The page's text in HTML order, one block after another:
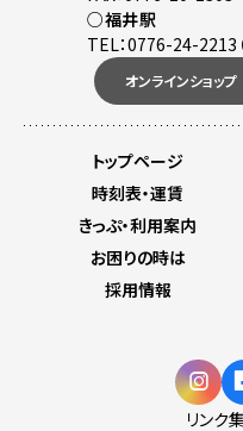
○福井駅
TEL：0776-24-2213
オンラインショップ
トップページ
時刻表・運賃
きっぷ・利用案内
お困りの時は
採用情報
リンク集